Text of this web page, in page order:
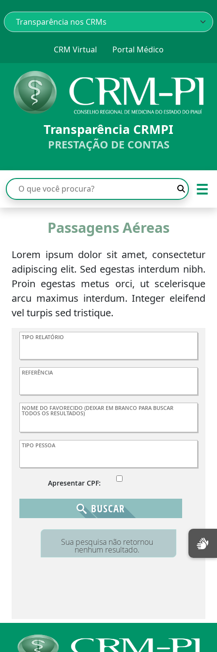
CRM Virtual Portal Médico
Transparência CRMPI
PRESTAÇÃO DE CONTAS
☰
Passagens Aéreas
Lorem ipsum dolor sit amet, consectetur
adipiscing elit. Sed egestas interdum nibh.
Proin egestas metus orci, ut scelerisque
arcu maximus interdum. Integer eleifend
vel turpis sed tristique.